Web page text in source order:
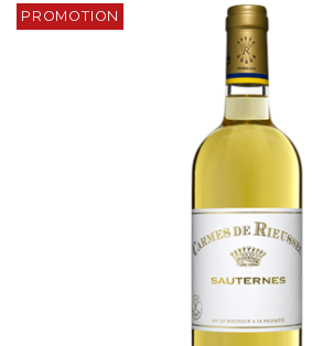
PROMOTION